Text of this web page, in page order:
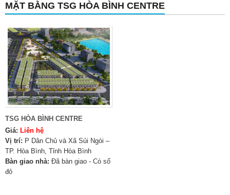
MẶT BẰNG TSG HÒA BÌNH CENTRE
TSG HÒA BÌNH CENTRE
Giá: Liên hệ
Vị trí: P Dân Chủ và Xã Sủi Ngòi –
TP. Hòa Bình, Tỉnh Hòa Bình
Bàn giao nhà: Đã bàn giao - Có sổ
đỏ